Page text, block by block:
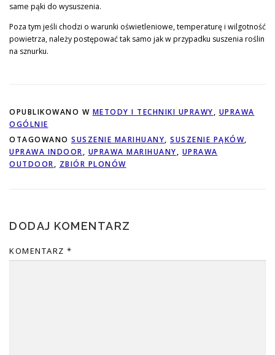
same pąki do wysuszenia.
Poza tym jeśli chodzi o warunki oświetleniowe, temperaturę i wilgotność
powietrza, należy postępować tak samo jak w przypadku suszenia roślin
na sznurku.
OPUBLIKOWANO W METODY I TECHNIKI UPRAWY, UPRAWA
OGÓLNIE
OTAGOWANO SUSZENIE MARIHUANY, SUSZENIE PĄKÓW,
UPRAWA INDOOR, UPRAWA MARIHUANY, UPRAWA
OUTDOOR, ZBIÓR PLONÓW
DODAJ KOMENTARZ
KOMENTARZ *